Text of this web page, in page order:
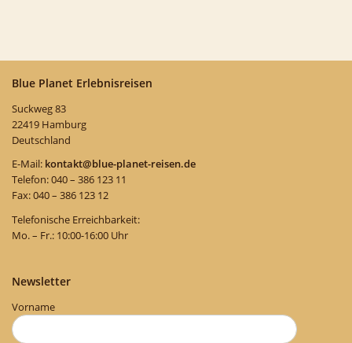
Blue Planet Erlebnisreisen
Suckweg 83
22419 Hamburg
Deutschland
E-Mail: kontakt@blue-planet-reisen.de
Telefon: 040 – 386 123 11
Fax: 040 – 386 123 12
Telefonische Erreichbarkeit:
Mo. – Fr.: 10:00-16:00 Uhr
Newsletter
Vorname